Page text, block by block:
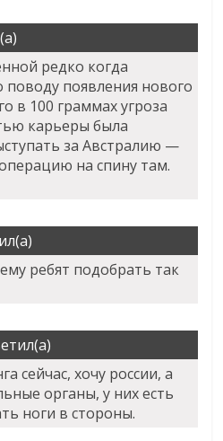
редко когда
поводу появления нового
в 100 граммах угроза
карьеры была
за Австралию —
на спину там.
ребят подобрать так
сейчас, хочу россии, а
органы, у них есть
ноги в стороны.